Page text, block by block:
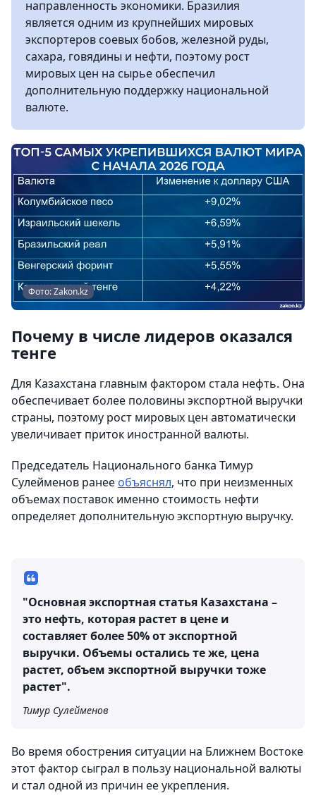
направленность экономики. Бразилия
является одним из крупнейших мировых
экспортеров соевых бобов, железной руды,
сахара, говядины и нефти, поэтому рост
мировых цен на сырье обеспечил
дополнительную поддержку национальной
валюте.
Фото: Zakon.kz
Почему в числе лидеров оказался
тенге
Для Казахстана главным фактором стала нефть. Она
обеспечивает более половины экспортной выручки
страны, поэтому рост мировых цен автоматически
увеличивает приток иностранной валюты.
Председатель Национального банка Тимур
Сулейменов ранее объяснял, что при неизменных
объемах поставок именно стоимость нефти
определяет дополнительную экспортную выручку.
"Основная экспортная статья Казахстана –
это нефть, которая растет в цене и
составляет более 50% от экспортной
выручки. Объемы остались те же, цена
растет, объем экспортной выручки тоже
растет".
Тимур Сулейменов
Во время обострения ситуации на Ближнем Востоке
этот фактор сыграл в пользу национальной валюты
и стал одной из причин ее укрепления.